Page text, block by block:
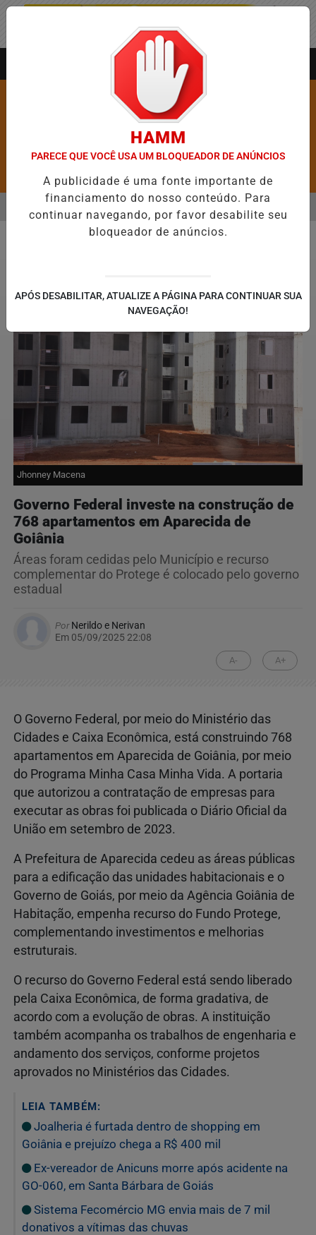
Pesquisar Notícia
EM ALTA
Jhonney Macena
Governo Federal investe na construção de
768 apartamentos em Aparecida de
Goiânia
Áreas foram cedidas pelo Município e recurso
complementar do Protege é colocado pelo governo
estadual
PorNerildo e Nerivan
Em 05/09/2025 22:08
A- A+
O Governo Federal, por meio do Ministério das
Cidades e Caixa Econômica, está construindo 768
apartamentos em Aparecida de Goiânia, por meio
do Programa Minha Casa Minha Vida. A portaria
que autorizou a contratação de empresas para
executar as obras foi publicada o Diário Oficial da
União em setembro de 2023.
A Prefeitura de Aparecida cedeu as áreas públicas
para a edificação das unidades habitacionais e o
Governo de Goiás, por meio da Agência Goiânia de
Habitação, empenha recurso do Fundo Protege,
complementando investimentos e melhorias
estruturais.
O recurso do Governo Federal está sendo liberado
pela Caixa Econômica, de forma gradativa, de
acordo com a evolução de obras. A instituição
também acompanha os trabalhos de engenharia e
andamento dos serviços, conforme projetos
aprovados no Ministérios das Cidades.
LEIA TAMBÉM:
Joalheria é furtada dentro de shopping em
Goiânia e prejuízo chega a R$ 400 mil
Ex-vereador de Anicuns morre após acidente na
GO-060, em Santa Bárbara de Goiás
Sistema Fecomércio MG envia mais de 7 mil
donativos a vítimas das chuvas
HAMM
PARECE QUE VOCÊ USA UM BLOQUEADOR DE ANÚNCIOS
A publicidade é uma fonte importante de
financiamento do nosso conteúdo. Para
continuar navegando, por favor desabilite seu
bloqueador de anúncios.
APÓS DESABILITAR, ATUALIZE A PÁGINA PARA CONTINUAR SUA
NAVEGAÇÃO!